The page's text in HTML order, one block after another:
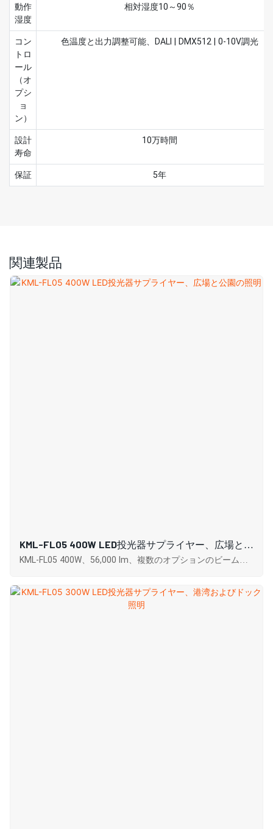
動作
湿度
相対湿度10～90％
コン
トロ
ール
（オ
プシ
ョ
ン）
色温度と出力調整可能、DALI | DMX512 | 0-10V調光
設計
寿命
10万時間
保証 5年
関連製品
KML-FL05 400W LED投光器サプライヤー、広場と公
園の照明
KML-FL05 400W、56,000 lm、複数のオプションのビーム角
保護による優れた耐久性。